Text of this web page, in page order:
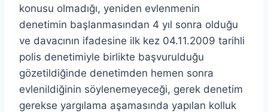
konusu olmadığı, yeniden evlenmenin
denetimin başlanmasından 4 yıl sonra olduğu
ve davacının ifadesine ilk kez 04.11.2009 tarihli
polis denetimiyle birlikte başvurulduğu
gözetildiğinde denetimden hemen sonra
evlenildiğinin söylenemeyeceği, gerek denetim
gerekse yargılama aşamasında yapılan kolluk